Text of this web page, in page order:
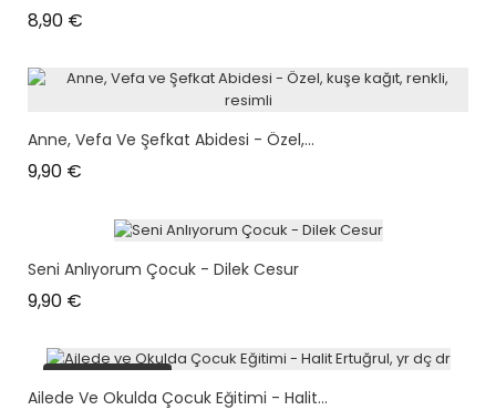
8,90 €
Anne, Vefa Ve Şefkat Abidesi - Özel,...
9,90 €
Seni Anlıyorum Çocuk - Dilek Cesur
9,90 €
plus en stock
Ailede Ve Okulda Çocuk Eğitimi - Halit...